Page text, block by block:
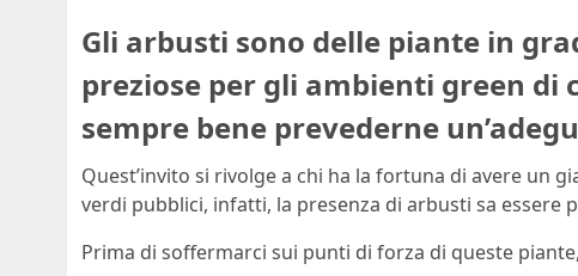
Gli arbusti sono delle piante in
preziose per gli ambienti green di
sempre bene prevederne
Quest’invito si rivolge a chi ha la fortuna di avere un
verdi pubblici, infatti, la presenza di arbusti sa essere
Prima di soffermarci sui punti di forza di queste